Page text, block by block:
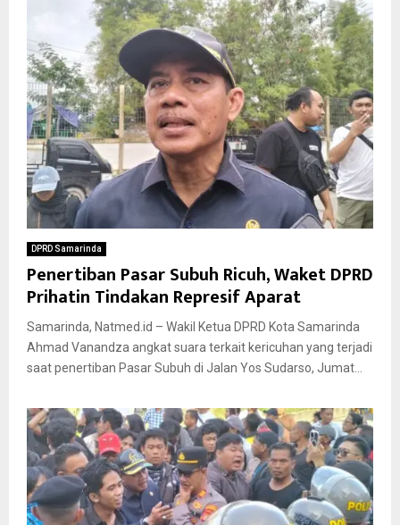
DPRD Samarinda
Penertiban Pasar Subuh Ricuh, Waket DPRD
Prihatin Tindakan Represif Aparat
Samarinda, Natmed.id – Wakil Ketua DPRD Kota Samarinda
Ahmad Vanandza angkat suara terkait kericuhan yang terjadi
saat penertiban Pasar Subuh di Jalan Yos Sudarso, Jumat...